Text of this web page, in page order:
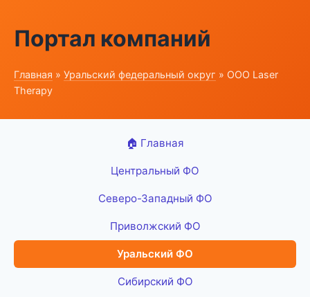
Портал компаний
Главная » Уральский федеральный округ » ООО Laser
Therapy
🏠 Главная
Центральный ФО
Северо-Западный ФО
Приволжский ФО
Уральский ФО
Сибирский ФО